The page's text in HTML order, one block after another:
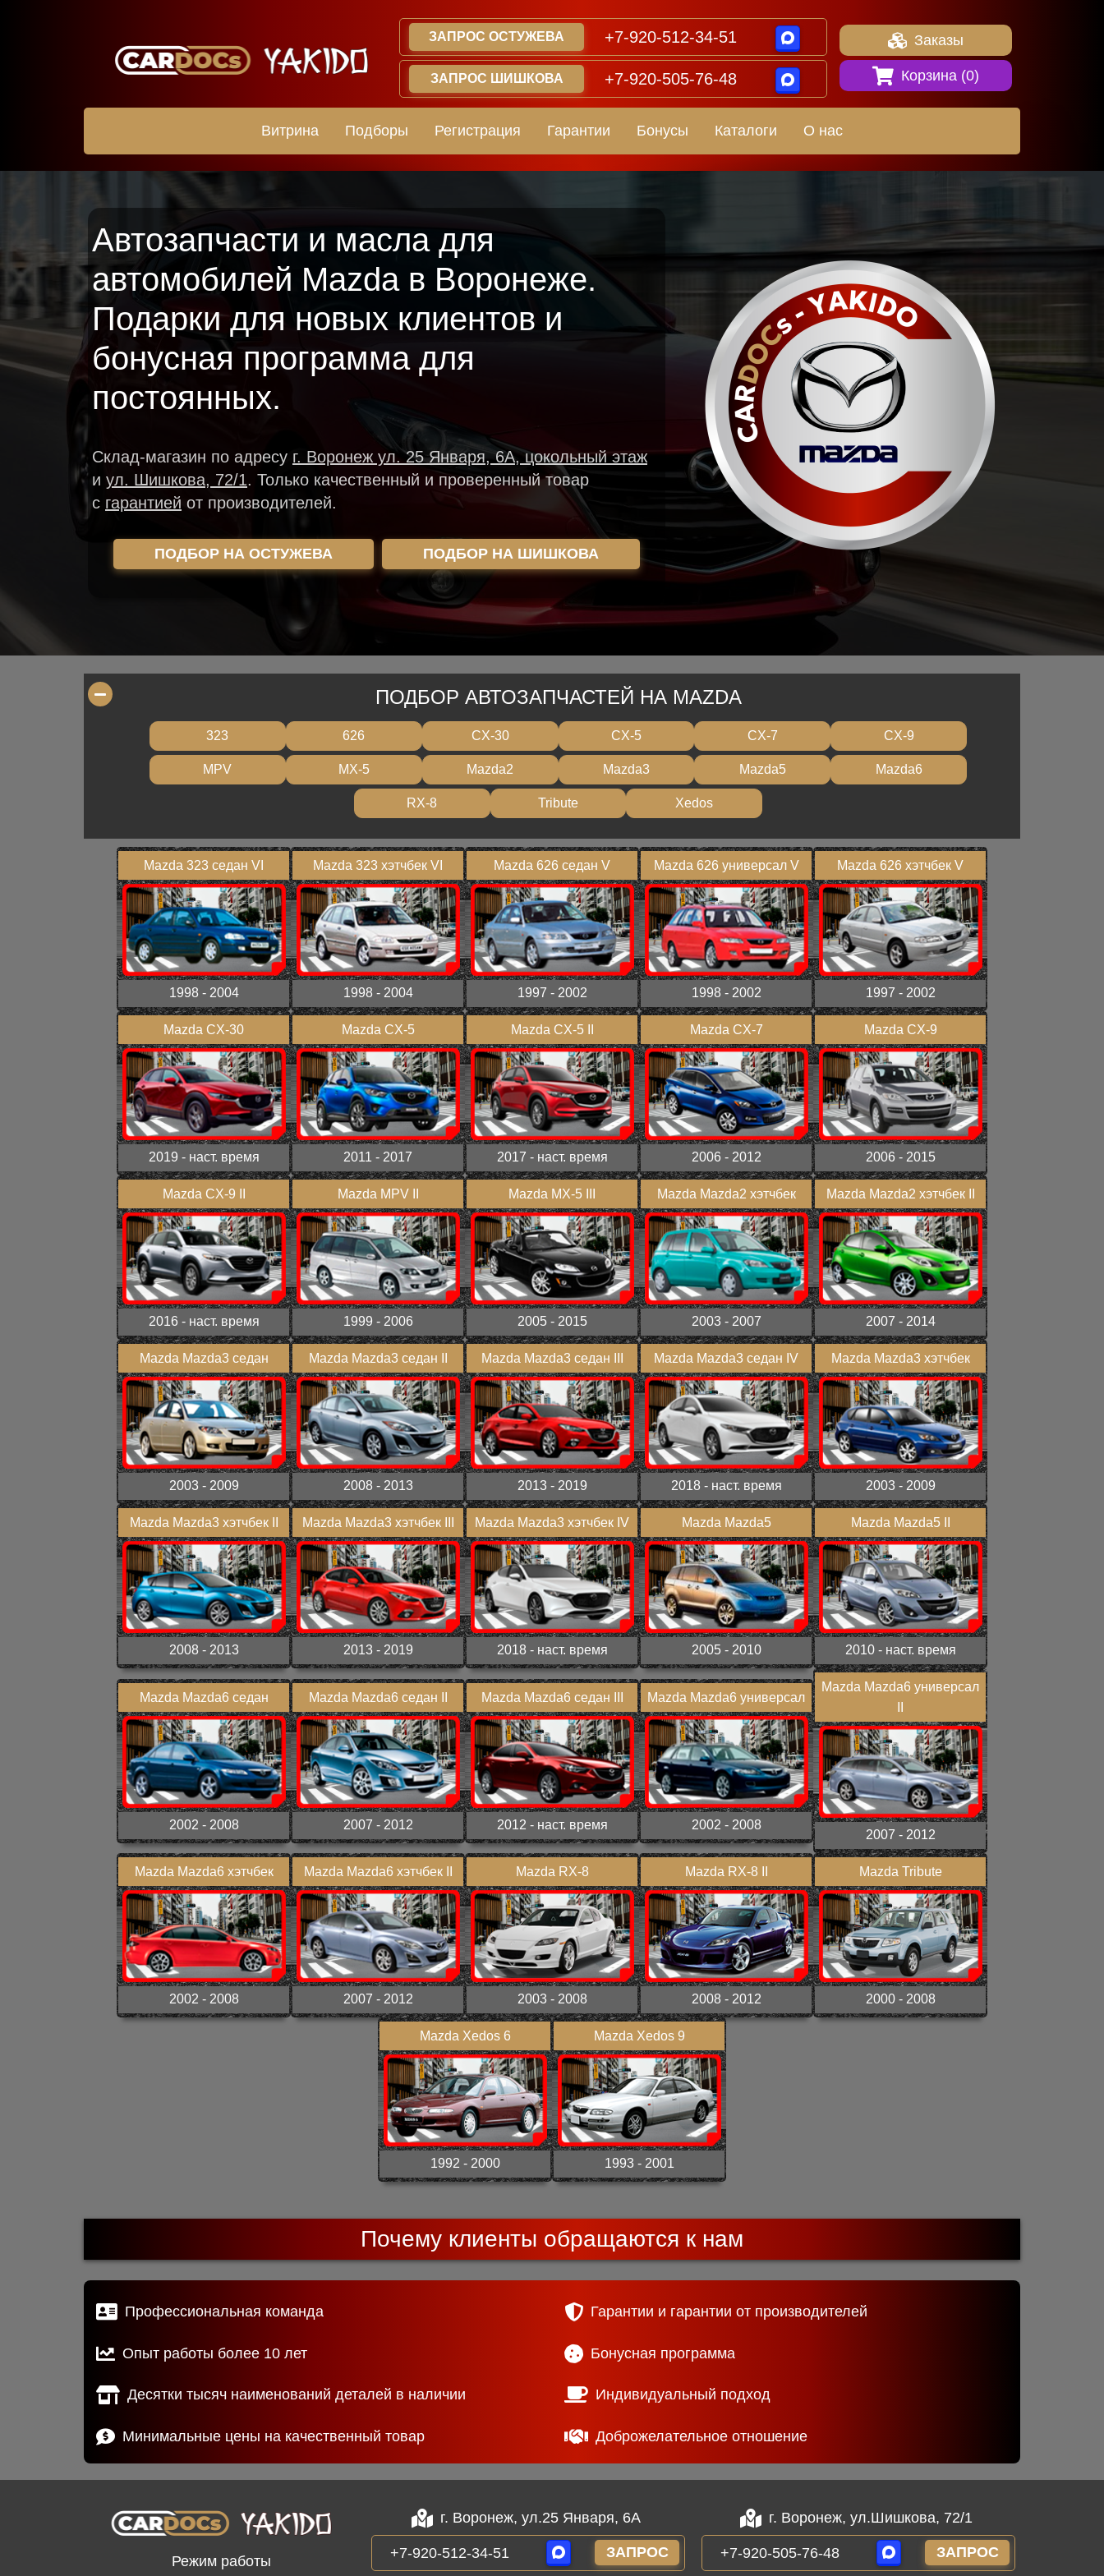
ЗАПРОС ОСТУЖЕВА +7-920-512-34-51
ЗАПРОС ШИШКОВА +7-920-505-76-48
Заказы
Корзина (0)
Витрина Подборы Регистрация Гарантии Бонусы Каталоги О нас
Автозапчасти и масла для
автомобилей Mazda в Воронеже.
Подарки для новых клиентов и
бонусная программа для
постоянных.
Склад-магазин по адресу г. Воронеж ул. 25 Января, 6А, цокольный этаж
и ул. Шишкова, 72/1. Только качественный и проверенный товар
с гарантией от производителей.
ПОДБОР НА ОСТУЖЕВА ПОДБОР НА ШИШКОВА
ПОДБОР АВТОЗАПЧАСТЕЙ НА MAZDA
323 626 CX-30 CX-5 CX-7 CX-9
MPV MX-5 Mazda2 Mazda3 Mazda5 Mazda6
RX-8 Tribute Xedos
Mazda 323 седан VI
1998 - 2004
Mazda 323 хэтчбек VI
1998 - 2004
Mazda 626 седан V
1997 - 2002
Mazda 626 универсал V
1998 - 2002
Mazda 626 хэтчбек V
1997 - 2002
Mazda CX-30
2019 - наст. время
Mazda CX-5
2011 - 2017
Mazda CX-5 II
2017 - наст. время
Mazda CX-7
2006 - 2012
Mazda CX-9
2006 - 2015
Mazda CX-9 II
2016 - наст. время
Mazda MPV II
1999 - 2006
Mazda MX-5 III
2005 - 2015
Mazda Mazda2 хэтчбек
2003 - 2007
Mazda Mazda2 хэтчбек II
2007 - 2014
Mazda Mazda3 седан
2003 - 2009
Mazda Mazda3 седан II
2008 - 2013
Mazda Mazda3 седан III
2013 - 2019
Mazda Mazda3 седан IV
2018 - наст. время
Mazda Mazda3 хэтчбек
2003 - 2009
Mazda Mazda3 хэтчбек II
2008 - 2013
Mazda Mazda3 хэтчбек III
2013 - 2019
Mazda Mazda3 хэтчбек IV
2018 - наст. время
Mazda Mazda5
2005 - 2010
Mazda Mazda5 II
2010 - наст. время
Mazda Mazda6 седан
2002 - 2008
Mazda Mazda6 седан II
2007 - 2012
Mazda Mazda6 седан III
2012 - наст. время
Mazda Mazda6 универсал
2002 - 2008
Mazda Mazda6 универсал
2007 - 2012
Mazda Mazda6 хэтчбек
2002 - 2008
Mazda Mazda6 хэтчбек II
2007 - 2012
Mazda RX-8
2003 - 2008
Mazda RX-8 II
2008 - 2012
Mazda Tribute
2000 - 2008
Mazda Xedos 6
1992 - 2000
Mazda Xedos 9
1993 - 2001
Почему клиенты обращаются к нам
Профессиональная команда
Опыт работы более 10 лет
Десятки тысяч наименований деталей в наличии
Минимальные цены на качественный товар
Гарантии и гарантии от производителей
Бонусная программа
Индивидуальный подход
Доброжелательное отношение
Режим работы
г. Воронеж, ул.25 Января, 6А
+7-920-512-34-51 ЗАПРОС
г. Воронеж, ул.Шишкова, 72/1
+7-920-505-76-48 ЗАПРОС